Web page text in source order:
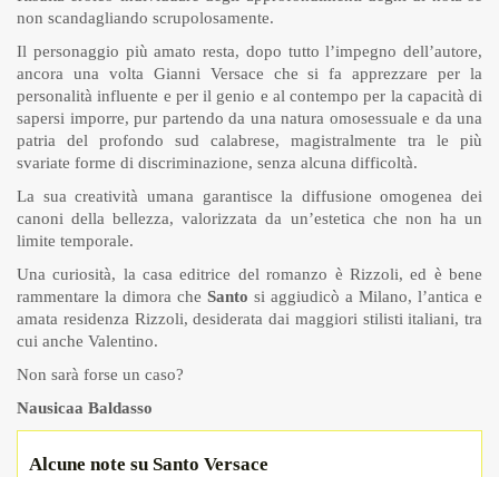
non scandagliando scrupolosamente.
Il personaggio più amato resta, dopo tutto l’impegno dell’autore,
ancora una volta Gianni Versace che si fa apprezzare per la
personalità influente e per il genio e al contempo per la capacità di
sapersi imporre, pur partendo da una natura omosessuale e da una
patria del profondo sud calabrese, magistralmente tra le più
svariate forme di discriminazione, senza alcuna difficoltà.
La sua creatività umana garantisce la diffusione omogenea dei
canoni della bellezza, valorizzata da un’estetica che non ha un
limite temporale.
Una curiosità, la casa editrice del romanzo è Rizzoli, ed è bene
rammentare la dimora che Santo si aggiudicò a Milano, l’antica e
amata residenza Rizzoli, desiderata dai maggiori stilisti italiani, tra
cui anche Valentino.
Non sarà forse un caso?
Nausicaa Baldasso
Alcune note su Santo Versace